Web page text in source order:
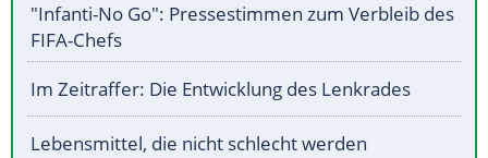
"Infanti-No Go": Pressestimmen zum Verbleib des
FIFA-Chefs
Im Zeitraffer: Die Entwicklung des Lenkrades
Lebensmittel, die nicht schlecht werden